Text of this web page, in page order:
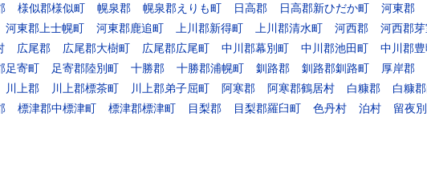
様似郡様似町 幌泉郡 幌泉郡えりも町 日高郡 日高郡新ひだか町
河東郡
河東郡上士幌町 河東郡鹿追町 上川郡新得町 上川郡清水町 河西郡
河西郡
広尾郡 広尾郡大樹町 広尾郡広尾町 中川郡幕別町 中川郡池田町
中川郡
足寄町 足寄郡陸別町 十勝郡 十勝郡浦幌町 釧路郡 釧路郡釧路町
厚岸郡
川上郡 川上郡標茶町 川上郡弟子屈町 阿寒郡 阿寒郡鶴居村 白糠郡
白糠
標津郡中標津町 標津郡標津町 目梨郡 目梨郡羅臼町 色丹村 泊村
留夜